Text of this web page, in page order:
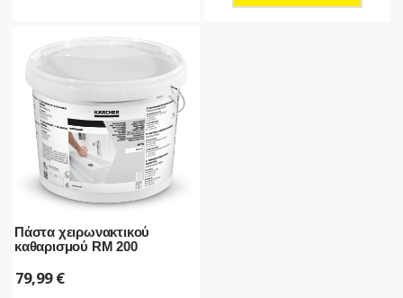
Πάστα χειρωνακτικού
καθαρισμού RM 200
79,99€